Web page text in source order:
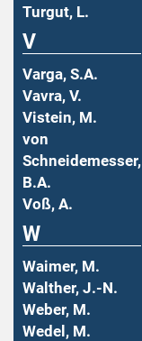
Turgut, L.
V
Varga, S.A.
Vavra, V.
Vistein, M.
von
Schneidemesser,
B.A.
Voß, A.
W
Waimer, M.
Walther, J.-N.
Weber, M.
Wedel, M.